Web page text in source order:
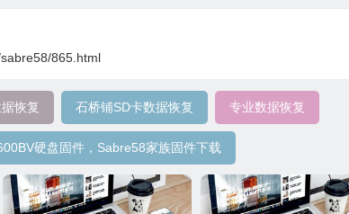
865.html
恢复 石桥铺SD卡数据恢复 专业数据恢复
硬盘固件，Sabre58家族固件下载